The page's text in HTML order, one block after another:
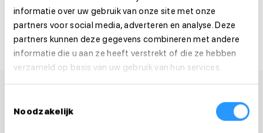
informatie over uw gebruik van onze site met onze
partners voor social media, adverteren en analyse. Deze
partners kunnen deze gegevens combineren met andere
informatie die u aan ze heeft verstrekt of die ze hebben
verzameld op basis van uw gebruik van hun services.
Noodzakelijk
Deel deze vacature: